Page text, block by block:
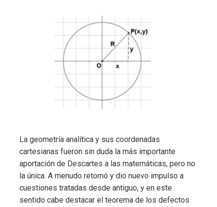
La geometría analítica y sus coordenadas
cartesianas fueron sin duda la más importante
aportación de Descartes a las matemáticas, pero no
la única. A menudo retomó y dio nuevo impulso a
cuestiones tratadas desde antiguo, y en este
sentido cabe destacar el teorema de los defectos